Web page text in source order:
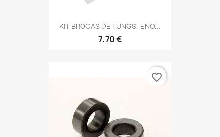
KIT BROCAS DE TUNGSTENO...
7,70 €
favorite_border